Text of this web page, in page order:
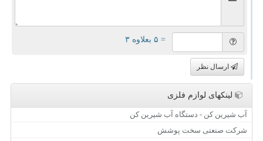
= ۵ بعلاوه ۳
ارسال نظر
لینکهای لوازم فلزی
آب شیرین کن - دستگاه آب شیرین کن
شرکت صنعتی سخت پوشش